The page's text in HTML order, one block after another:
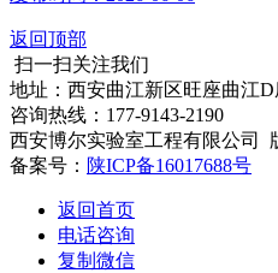
返回顶部
扫一扫关注我们
地址：西安曲江新区旺座曲江D
咨询热线：177-9143-2190
西安博尔实验室工程有限公司
备案号： 陕ICP备16017688号
返回首页
电话咨询
复制微信